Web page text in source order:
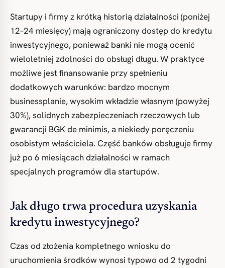
Startupy i firmy z krótką historią działalności (poniżej
12–24 miesięcy) mają ograniczony dostęp do kredytu
inwestycyjnego, ponieważ banki nie mogą ocenić
wieloletniej zdolności do obsługi długu. W praktyce
możliwe jest finansowanie przy spełnieniu
dodatkowych warunków: bardzo mocnym
businessplanie, wysokim wkładzie własnym (powyżej
30%), solidnych zabezpieczeniach rzeczowych lub
gwarancji BGK de minimis, a niekiedy poręczeniu
osobistym właściciela. Część banków obsługuje firmy
już po 6 miesiącach działalności w ramach
specjalnych programów dla startupów.
Jak długo trwa procedura uzyskania
kredytu inwestycyjnego?
Czas od złożenia kompletnego wniosku do
uruchomienia środków wynosi typowo od 2 tygodni